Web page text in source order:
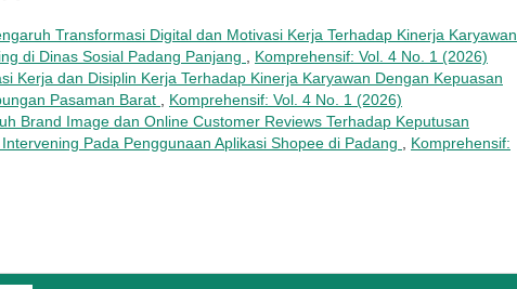
Transformasi Digital dan Motivasi Kerja Terhadap Kinerja Karyawan
di Dinas Sosial Padang Panjang , Komprehensif: Vol. 4 No. 1 (2026)
Kerja dan Disiplin Kerja Terhadap Kinerja Karyawan Dengan Kepuasan
Pasaman Barat , Komprehensif: Vol. 4 No. 1 (2026)
Brand Image dan Online Customer Reviews Terhadap Keputusan
Pada Penggunaan Aplikasi Shopee di Padang , Komprehensif: